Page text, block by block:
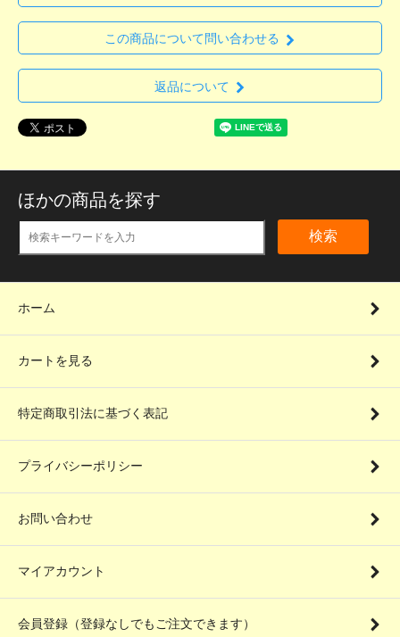
この商品について問い合わせる
返品について
ほかの商品を探す
検索
ホーム
カートを見る
特定商取引法に基づく表記
プライバシーポリシー
お問い合わせ
マイアカウント
会員登録（登録なしでもご注文できます）